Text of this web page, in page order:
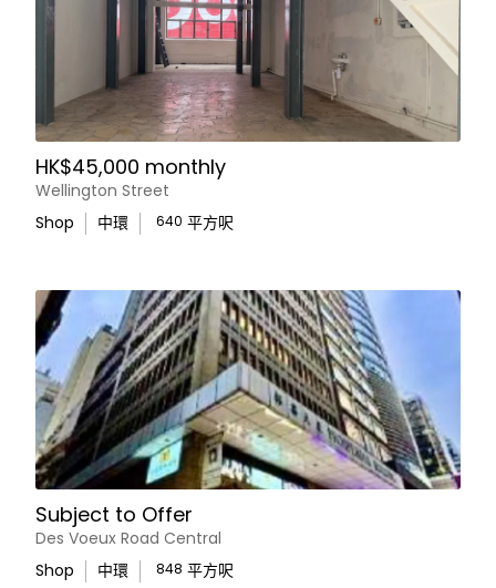
HK$45,000 monthly
Wellington Street
Shop
中環 640 平方呎
Subject to Offer
Des Voeux Road Central
Shop
中環 848 平方呎